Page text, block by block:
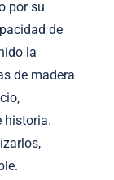
por su
de
la
de madera
historia.